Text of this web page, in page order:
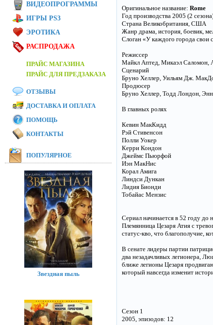
Оригинальное название: Rome
Год производства 2005 (2
Страна Великобритания, США
Жанр драма, история, боевик,
Слоган «У каждого города свои
Режиссер
Майкл Аптед, Микаэл Саломон,
Сценарий
Бруно Хеллер, Уильям Дж.
Продюсер
Бруно Хеллер, Тодд Лондон,
В главных ролях
Кевин МакКидд
Рэй Стивенсон
Полли Уокер
Керри Кондон
Джеймс Пьюрфой
Иэн МакНис
Корал Амига
Линдси Дункан
Лидия Бионди
Тобайас Мензис
Сериал начинается в 52 году до
Племянница Цезаря Атия с
статус-кво, что благополучие,
В сенате лидеры партии
два незадачливых легионера,
ближе легионы Цезаря
который навсегда изменит
Сезон 1
2005, эпизодов: 12
ВИДЕОПРОГРАММЫ
ИГРЫ PS3
ЭРОТИКА
РАСПРОДАЖА
ПРАЙС МАГАЗИНА
ПРАЙС ДЛЯ ПРЕДЗАКАЗА
ОТЗЫВЫ
ДОСТАВКА И ОПЛАТА
ПОМОЩЬ
КОНТАКТЫ
ПОПУЛЯРНОЕ
Звездная пыль